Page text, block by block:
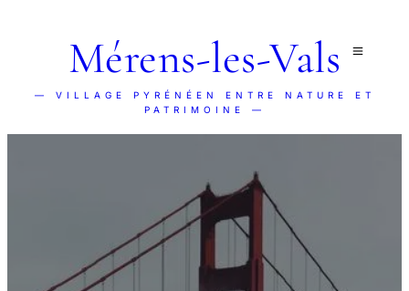
Mérens-les-Vals
— VILLAGE PYRÉNÉEN ENTRE NATURE ET
PATRIMOINE —